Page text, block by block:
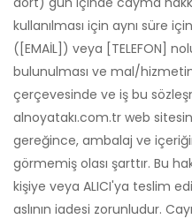
kullanılması için aynı süre
([EMAİL]) veya [TELEFON]
bulunulması ve mal/
çerçevesinde ve iş bu
alnoyatakı.com.tr web
gereğince, ambalaj ve
görmemiş olası şarttır. Bu
kişiye veya ALICI'ya teslim
aslının iadesi zorunludur.